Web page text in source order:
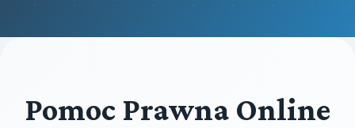
Pomoc Prawna Online